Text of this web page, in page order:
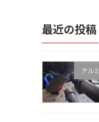
最近の投稿
アルミ